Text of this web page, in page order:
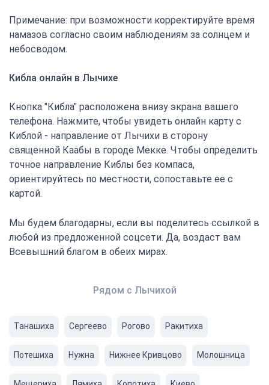
Примечание: при возможности корректируйте время
намазов согласно своим наблюдениям за солнцем и
небосводом.
Кибла онлайн в Лычихе
Кнопка "Кибла" расположена внизу экрана вашего
телефона. Нажмите, чтобы увидеть онлайн карту с
Киблой - направление от Лычихи в сторону
священной Каабы в городе Мекке. Чтобы определить
точное направление Киблы без компаса,
ориентируйтесь по местности, сопоставьте ее с
картой.
Мы будем благодарны, если вы поделитесь ссылкой в
любой из предложенной соцсети. Да, воздаст вам
Всевышний благом в обеих мирах.
Рядом с Лычихой
Танашиха Сергеево Рогово Ракитиха
Потешиха Нужна Нижнее Кривцово Молошница